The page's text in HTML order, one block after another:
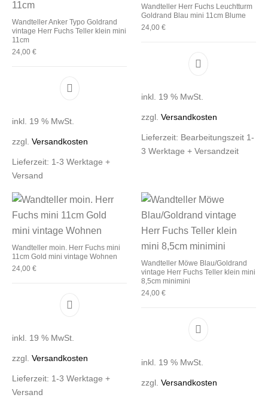
Wandteller Anker Typo Goldrand
vintage Herr Fuchs Teller klein mini
11cm
24,00€
inkl. 19 % MwSt.
zzgl.Versandkosten
Lieferzeit: 1-3 Werktage +
Versand
Wandteller Herr Fuchs Leuchtturm
Goldrand Blau mini 11cm Blume
24,00 €
inkl. 19 % MwSt.
zzgl. Versandkosten
Lieferzeit: Bearbeitungszeit 1-
3 Werktage + Versandzeit
Wandteller moin. Herr Fuchs mini
11cm Gold mini vintage Wohnen
24,00€
inkl. 19 % MwSt.
zzgl.Versandkosten
Lieferzeit: 1-3 Werktage +
Versand
Wandteller Möwe Blau/Goldrand
vintage Herr Fuchs Teller klein mini
8,5cm minimini
24,00 €
inkl. 19 % MwSt.
zzgl. Versandkosten